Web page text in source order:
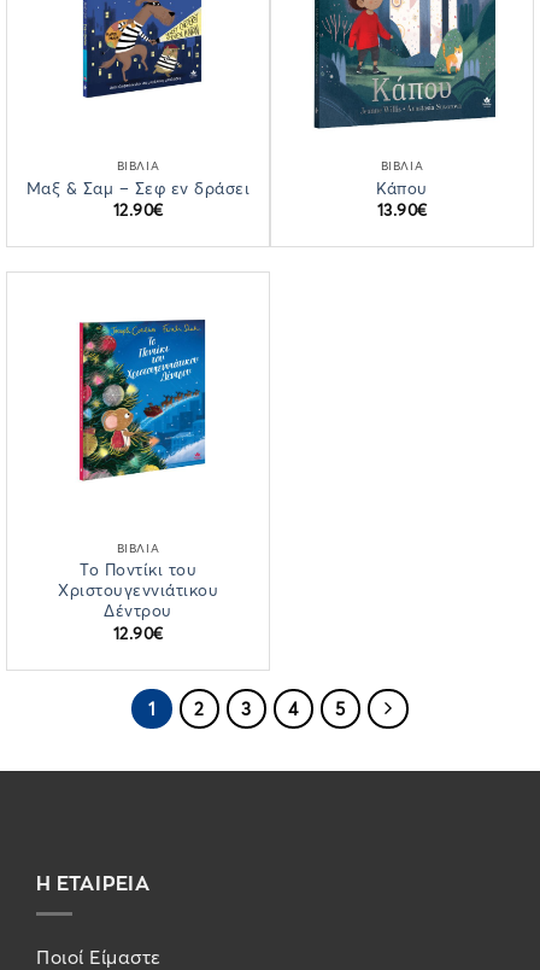
ΒΙΒΛΙΑ
Μαξ & Σαμ – Σεφ εν δράσει
12.90€
ΒΙΒΛΙΑ
Κάπου
13.90€
ΒΙΒΛΙΑ
Το Ποντίκι του
Χριστουγεννιάτικου
Δέντρου
12.90€
1 2 3 4 5
Η ΕΤΑΙΡΕΙΑ
Ποιοί Είμαστε